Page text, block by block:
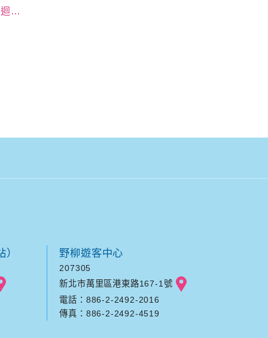
野柳遊客中心
207305
新北市萬里區港東路167-1號
電話：886-2-2492-2016
傳真：886-2-2492-4519